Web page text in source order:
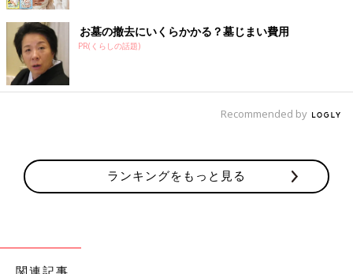
お墓の撤去にいくらかかる？墓じまい費用
PR(くらしの話題)
Recommended by
ランキングをもっと見る
関連記事